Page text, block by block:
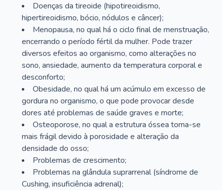
Doenças da tireoide (hipotireoidismo,
hipertireoidismo, bócio, nódulos e câncer);
Menopausa, no qual há o ciclo final de menstruação,
encerrando o período fértil da mulher. Pode trazer
diversos efeitos ao organismo, como alterações no
sono, ansiedade, aumento da temperatura corporal e
desconforto;
Obesidade, no qual há um acúmulo em excesso de
gordura no organismo, o que pode provocar desde
dores até problemas de saúde graves e morte;
Osteoporose, no qual a estrutura óssea torna-se
mais frágil devido à porosidade e alteração da
densidade do osso;
Problemas de crescimento;
Problemas na glândula suprarrenal (síndrome de
Cushing, insuficiência adrenal);